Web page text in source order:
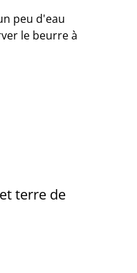
peu d'eau
le beurre à
terre de